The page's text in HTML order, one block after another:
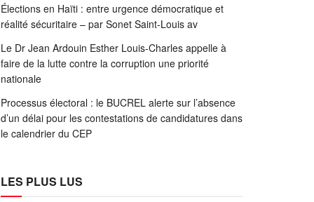
Élections en Haïti : entre urgence démocratique et
réalité sécuritaire – par Sonet Saint-Louis av
Le Dr Jean Ardouin Esther Louis-Charles appelle à
faire de la lutte contre la corruption une priorité
nationale
Processus électoral : le BUCREL alerte sur l’absence
d’un délai pour les contestations de candidatures dans
le calendrier du CEP
LES PLUS LUS